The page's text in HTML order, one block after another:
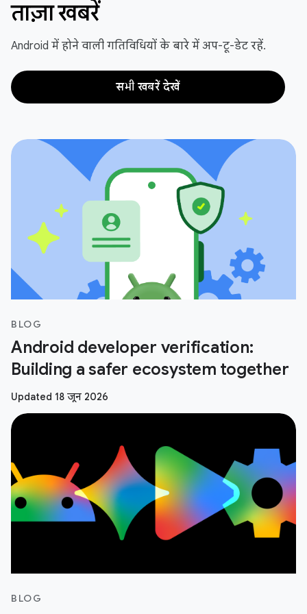
ताज़ा खबरें
Android में होने वाली गतिविधियों के बारे में अप-टू-डेट रहें.
सभी खबरें देखें
BLOG
Android developer verification:
Building a safer ecosystem together
Updated 18 जून 2026
BLOG